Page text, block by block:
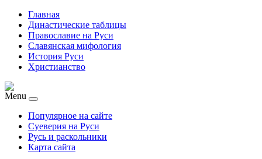
Главная
Династические таблицы
Православие на Руси
Славянская мифология
История Руси
Христианство
Menu
Популярное на сайте
Суеверия на Руси
Русь и раскольники
Карта сайта